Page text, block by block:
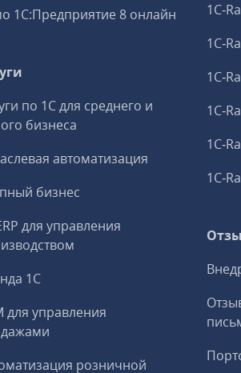
1С:Предприятие 8 онлайн
по 1С для среднего и
бизнеса
автоматизация
бизнес
для управления
1С
для управления
розничной